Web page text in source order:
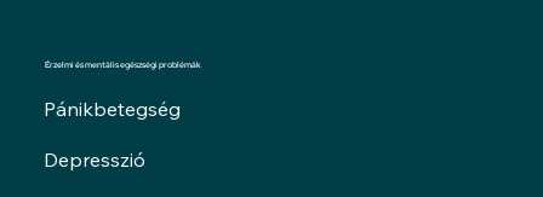
Érzelmi és mentális egészségi problémák
Pánikbetegség
Depresszió